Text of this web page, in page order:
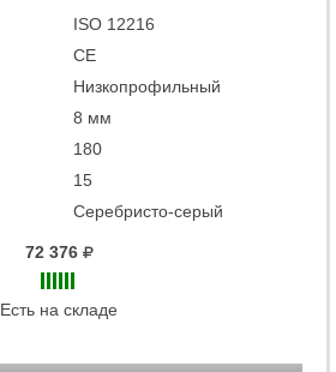
ISO 12216
СЕ
Низкопрофильный
8 мм
180
15
Серебристо-серый
72 376
Есть на складе